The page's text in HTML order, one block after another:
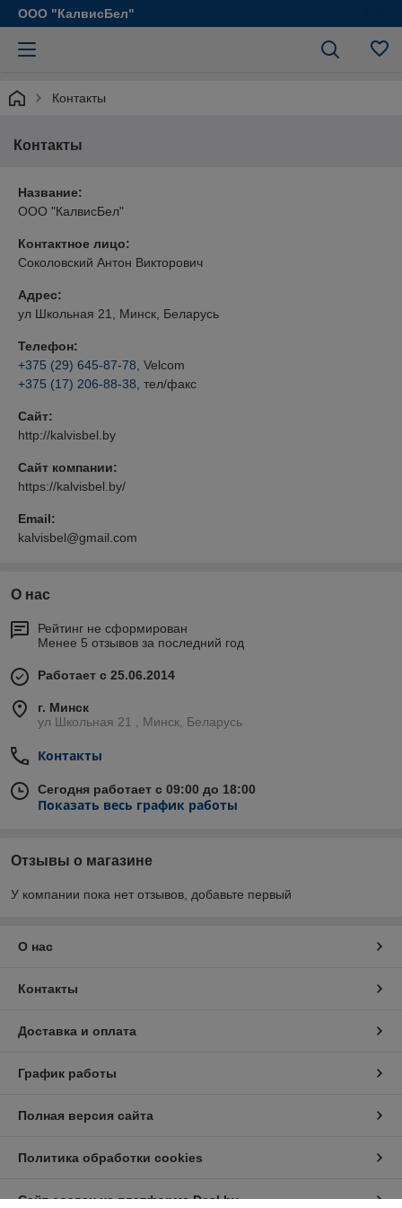
ООО "КалвисБел"
Контакты
Контакты
Название:
ООО "КалвисБел"
Контактное лицо:
Соколовский Антон Викторович
Адрес:
ул Школьная 21, Минск, Беларусь
Телефон:
+375 (29) 645-87-78 , Velcom
+375 (17) 206-88-38 , тел/факс
Сайт:
http://kalvisbel.by
Сайт компании:
https://kalvisbel.by/
Email:
kalvisbel@gmail.com
О нас
Рейтинг не сформирован
Менее 5 отзывов за последний год
Работает с 25.06.2014
г. Минск
ул Школьная 21 , Минск, Беларусь
Контакты
Сегодня работает с 09:00 до 18:00
Показать весь график работы
Отзывы о магазине
У компании пока нет отзывов, добавьте первый
О нас
Контакты
Доставка и оплата
График работы
Полная версия сайта
Политика обработки cookies
Сайт создан на платформе Deal.by